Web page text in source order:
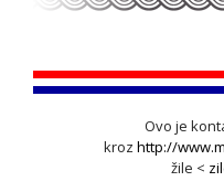
Ovo je
kroz http://
žile <